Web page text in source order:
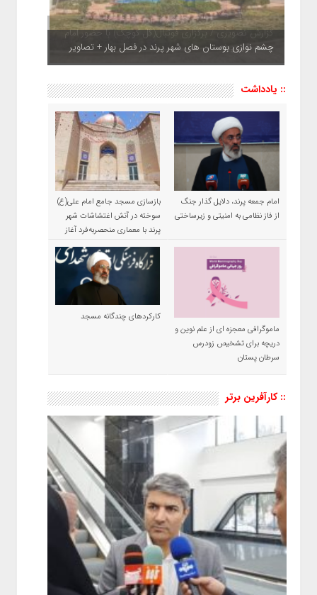
چشم نوازی بوستان های شهر پرند در فصل بهار + تصاویر
:: یادداشت
امام جمعه پرند، دلایل گذار جنگ
از فاز نظامی به امنیتی و زیرساختی
بازسازی مسجد جامع امام علی(ع)
سوخته در آتش اغتشاشات شهر
پرند با معماری منحصربه‌فرد آغاز
شد
ماموگرافی معجزه ای از علم نوین و
دریچه برای تشخیص زودرس
سرطان پستان
کارکردهای چندگانه مسجد
:: کارآفرین برتر